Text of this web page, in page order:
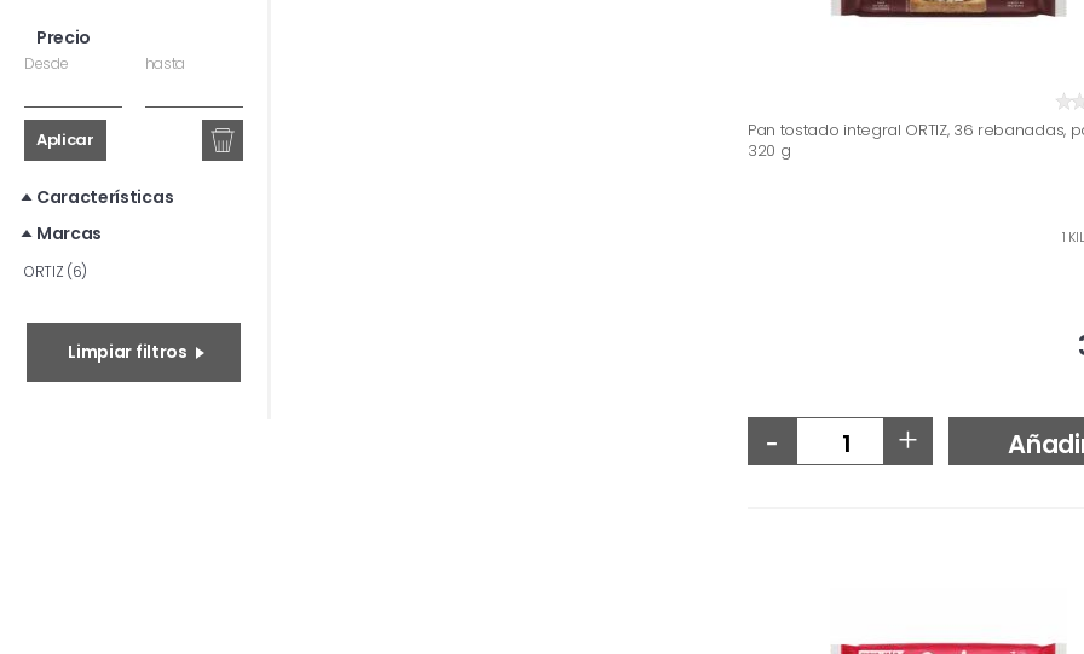
Precio
Desde hasta
Aplicar
Características
Marcas
ORTIZ (6)
Limpiar filtros
Pan tostado integral ORTIZ, 36 rebanadas,
320 g
1
- +